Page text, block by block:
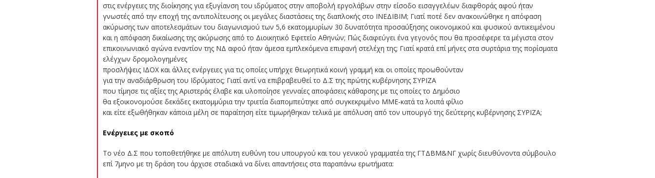
στις ενέργειες της διοίκησης για εξυγίανση του ιδρύματος στην αποβολή εργολάβων στην είσοδο εισαγγελέων διαφθοράς αφού ήταν
γνωστές από την εποχή της αντιπολίτευσης οι μεγάλες διαστάσεις της διαπλοκής στο ΙΝΕΔΙΒΙΜ; Γιατί ποτέ δεν ανακοινώθηκε η απόφαση
ακύρωσης των αποτελεσμάτων του διαγωνισμού των 5,6 εκατομμυρίων 30 δυνατότητα προσαύξησης οικονομικού και φυσικού αντικειμένου
και η απόφαση δικαίωσης της ακύρωσης από το Διοικητικό Εφετείο Αθηνών; Πώς διαφεύγει ένα γεγονός που θα προσέφερε τα μέγιστα στον
επικοινωνιακό αγώνα εναντίον της ΝΔ αφού ήταν άμεσα εμπλεκόμενα επιφανή στελέχη της; Γιατί κρατά επί μήνες στα συρτάρια της πορίσματα
ελέγχων δρομολογημένες
προσλήψεις ΙΔΟΧ και άλλες ενέργειες για τις οποίες υπήρχε θεωρητικά κοινή γραμμή και οι οποίες προωθούνταν
για την αναδιάρθρωση του Ιδρύματος; Γιατί αντί να επιβραβευθεί το Δ.Σ της πρώτης κυβέρνησης ΣΥΡΙΖΑ
που τίμησε τις αξίες της Αριστεράς έλαβε και υλοποίησε γενναίες αποφάσεις κάθαρσης με τις οποίες το Δημόσιο
θα εξοικονομούσε δεκάδες εκατομμύρια την τριετία διαπομπεύτηκε από συγκεκριμένο ΜΜΕ-κατά τα λοιπά φίλιο
και είτε εξωθήθηκαν κάποια μέλη σε παραίτηση είτε τιμωρήθηκαν τελικά με απόλυση από τον υπουργό της δεύτερης κυβέρνησης ΣΥΡΙΖΑ;
Ενέργειες με σκοπό
Το νέο Δ.Σ που τοποθετήθηκε με απόλυτη ευθύνη του υπουργού και του γενικού γραμματέα της ΓΤΔΒΜ&ΝΓ χωρίς διευθύνοντα σύμβουλο
επί 7μηνο με τη δράση του άρχισε σταδιακά να δίνει απαντήσεις στα παραπάνω ερωτήματα: